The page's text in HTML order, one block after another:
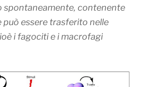
spontaneamente, contenente
può essere trasferito nelle
i fagociti e i macrofagi